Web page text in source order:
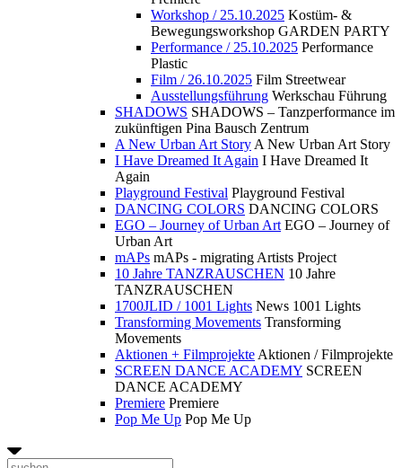
Workshop / 25.10.2025 Kostüm- &
Bewegungsworkshop GARDEN PARTY
Performance / 25.10.2025 Performance
Plastic
Film / 26.10.2025 Film Streetwear
Ausstellungsführung Werkschau Führung
SHADOWS SHADOWS – Tanzperformance im
zukünftigen Pina Bausch Zentrum
A New Urban Art Story A New Urban Art Story
I Have Dreamed It Again I Have Dreamed It
Again
Playground Festival Playground Festival
DANCING COLORS DANCING COLORS
EGO – Journey of Urban Art EGO – Journey of
Urban Art
mAPs mAPs - migrating Artists Project
10 Jahre TANZRAUSCHEN 10 Jahre
TANZRAUSCHEN
1700JLID / 1001 Lights News 1001 Lights
Transforming Movements Transforming
Movements
Aktionen + Filmprojekte Aktionen / Filmprojekte
SCREEN DANCE ACADEMY SCREEN
DANCE ACADEMY
Premiere Premiere
Pop Me Up Pop Me Up